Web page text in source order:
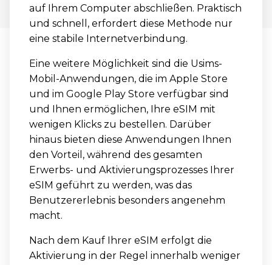
auf Ihrem Computer abschließen. Praktisch
und schnell, erfordert diese Methode nur
eine stabile Internetverbindung.
Eine weitere Möglichkeit sind die Usims-
Mobil-Anwendungen, die im Apple Store
und im Google Play Store verfügbar sind
und Ihnen ermöglichen, Ihre eSIM mit
wenigen Klicks zu bestellen. Darüber
hinaus bieten diese Anwendungen Ihnen
den Vorteil, während des gesamten
Erwerbs- und Aktivierungsprozesses Ihrer
eSIM geführt zu werden, was das
Benutzererlebnis besonders angenehm
macht.
Nach dem Kauf Ihrer eSIM erfolgt die
Aktivierung in der Regel innerhalb weniger